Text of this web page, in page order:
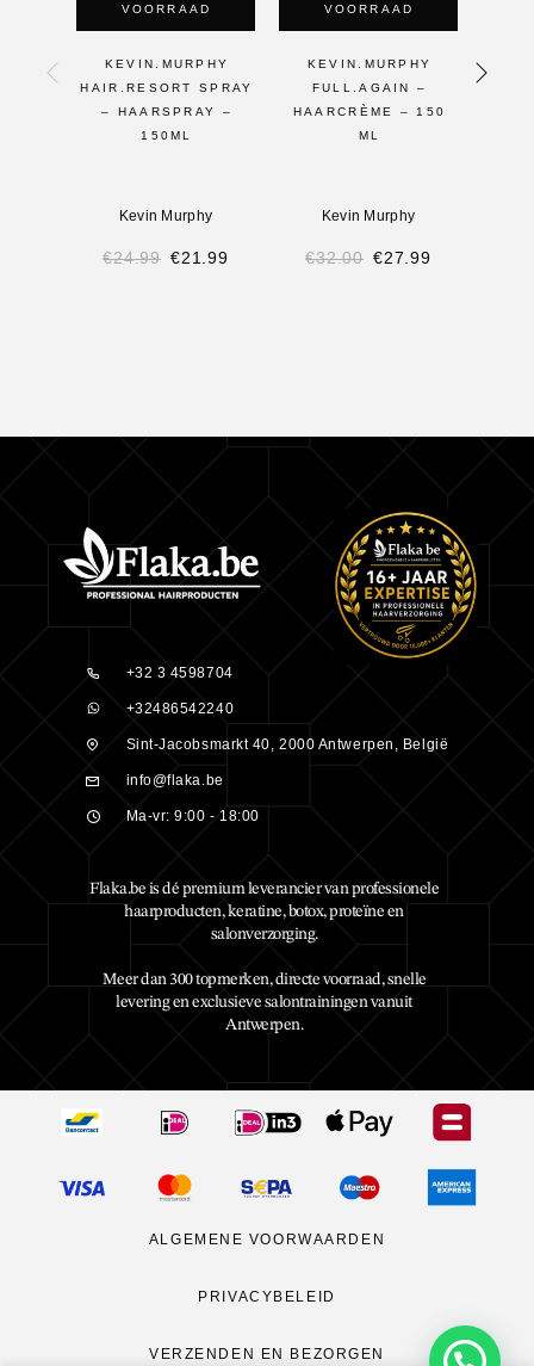
VOORRAAD
KEVIN.MURPHY
HAIR.RESORT SPRAY
– HAARSPRAY –
150ML
Kevin Murphy
€24.99 €21.99
VOORRAAD
KEVIN.MURPHY
FULL.AGAIN –
HAARCRÈME – 150
ML
Kevin Murphy
€32.00 €27.99
+32 3 4598704
+32486542240
Sint-Jacobsmarkt 40, 2000 Antwerpen, België
info@flaka.be
Ma-vr: 9:00 - 18:00
Flaka.be is dé premium leverancier van professionele
haarproducten, keratine, botox, proteïne en
salonverzorging.
Meer dan 300 topmerken, directe voorraad, snelle
levering en exclusieve salontrainingen vanuit
Antwerpen.
ALGEMENE VOORWAARDEN
PRIVACYBELEID
VERZENDEN EN BEZORGEN